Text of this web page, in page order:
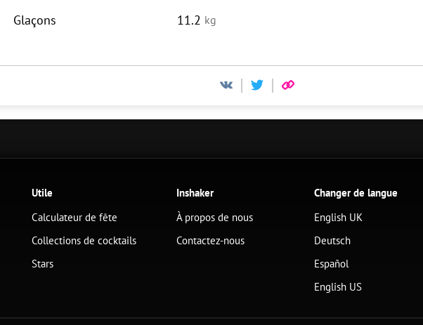
Glaçons 11.2 kg
Utile
Calculateur de fête
Collections de cocktails
Stars
Inshaker
À propos de nous
Contactez-nous
Changer de langue
English UK
Deutsch
Español
English US